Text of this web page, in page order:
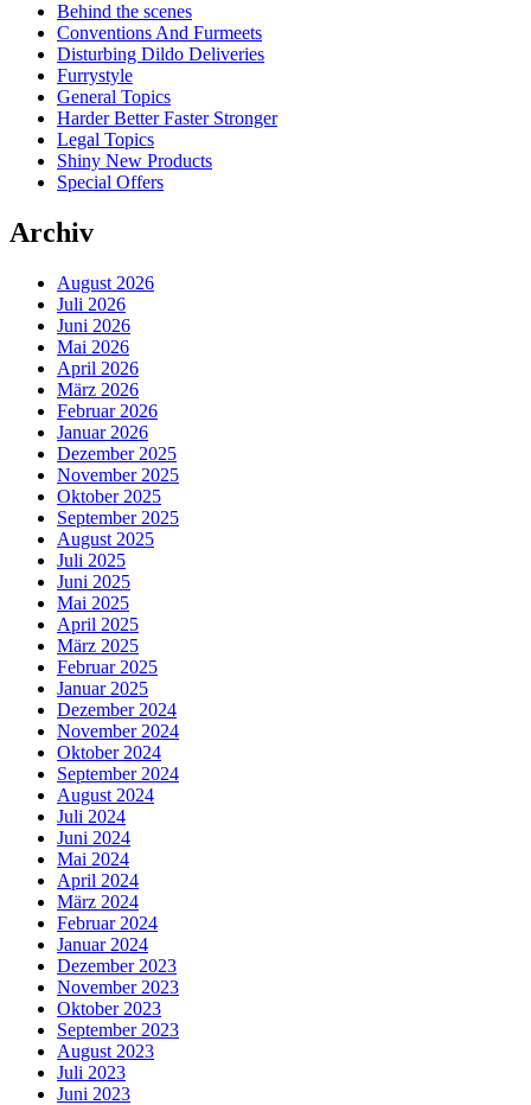
Behind the scenes
Conventions And Furmeets
Disturbing Dildo Deliveries
Furrystyle
General Topics
Harder Better Faster Stronger
Legal Topics
Shiny New Products
Special Offers
Archiv
August 2026
Juli 2026
Juni 2026
Mai 2026
April 2026
März 2026
Februar 2026
Januar 2026
Dezember 2025
November 2025
Oktober 2025
September 2025
August 2025
Juli 2025
Juni 2025
Mai 2025
April 2025
März 2025
Februar 2025
Januar 2025
Dezember 2024
November 2024
Oktober 2024
September 2024
August 2024
Juli 2024
Juni 2024
Mai 2024
April 2024
März 2024
Februar 2024
Januar 2024
Dezember 2023
November 2023
Oktober 2023
September 2023
August 2023
Juli 2023
Juni 2023